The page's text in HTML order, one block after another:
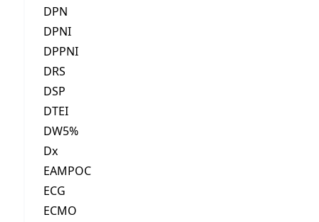
DPN
DPNI
DPPNI
DRS
DSP
DTEI
DW5%
Dx
EAMPOC
ECG
ECMO